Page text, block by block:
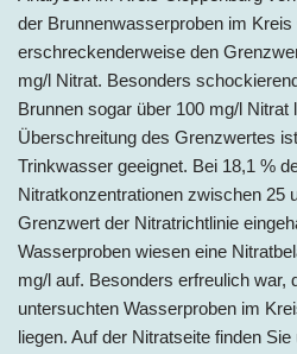
der Brunnenwasserproben im
erschreckenderweise den
mg/l Nitrat. Besonders
Brunnen sogar über 100 mg/l Nitrat
Überschreitung des Grenzwertes
Trinkwasser geeignet. Bei 18,1 %
Nitratkonzentrationen zwischen 25
Grenzwert der Nitratrichtlinie
Wasserproben wiesen eine
mg/l auf. Besonders erfreulich war,
untersuchten Wasserproben im
liegen. Auf der Nitratseite finden